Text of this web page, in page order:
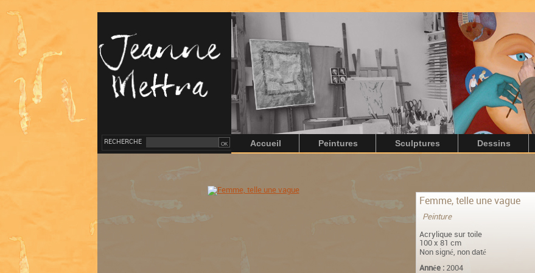
RECHERCHE Accueil Peintures Sculptures Dessins
Femme, telle une vague
Peinture
Acrylique sur toile
100 x 81 cm
Non signé, non daté
Année : 2004